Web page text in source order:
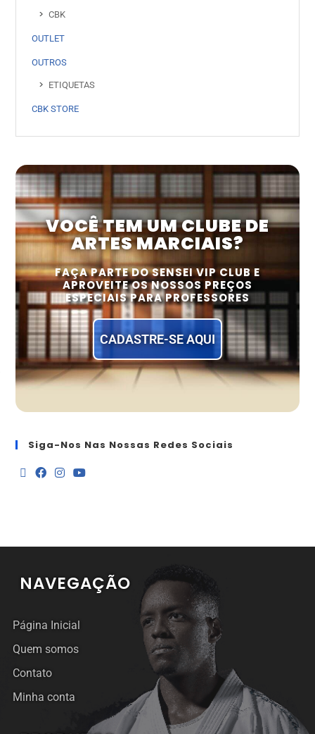
CBK
OUTLET
OUTROS
ETIQUETAS
CBK STORE
VOCÊ TEM UM CLUBE DE
ARTES MARCIAIS?
FAÇA PARTE DO SENSEI VIP CLUB E
APROVEITE OS NOSSOS PREÇOS
ESPECIAIS PARA PROFESSORES
CADASTRE-SE AQUI
Siga-Nos Nas Nossas Redes Sociais
NAVEGAÇÃO
Página Inicial
Quem somos
Contato
Minha conta